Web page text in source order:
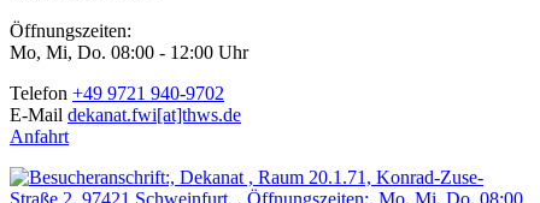
Öffnungszeiten:
Mo, Mi, Do. 08:00 - 12:00 Uhr
Telefon +49 9721 940-9702
E-Mail dekanat.fwi[at]thws.de
Anfahrt